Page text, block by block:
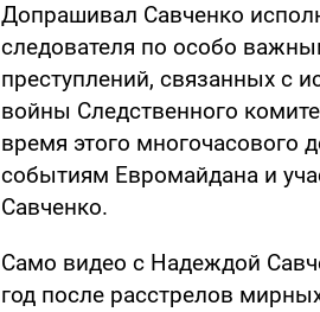
Допрашивал Савченко
следователя по особо
преступлений, связанных с
войны Следственного
время этого многочасового
событиям Евромайдана и
Савченко.
Само видео с Надеждой
год после расстрелов